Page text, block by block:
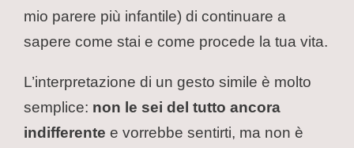
mio parere più infantile) di continuare a
sapere come stai e come procede la tua vita.
L’interpretazione di un gesto simile è molto
semplice: non le sei del tutto ancora
indifferente e vorrebbe sentirti, ma non è